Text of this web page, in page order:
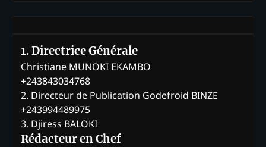
1. Directrice Générale
Christiane MUNOKI EKAMBO
+243843034768
2. Directeur de Publication Godefroid BINZE
+243994489975
3. Djiress BALOKI
Rédacteur en Chef